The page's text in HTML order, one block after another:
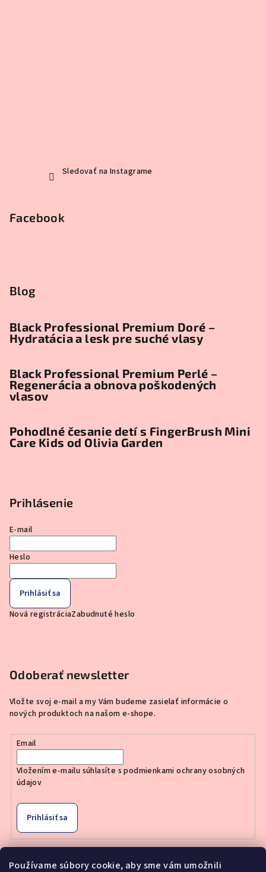
Používame súbory cookie, aby sme vám umožnili
Sledovať na Instagrame
Facebook
Blog
Black Professional Premium Doré –
Hydratácia a lesk pre suché vlasy
Black Professional Premium Perlé –
Regenerácia a obnova poškodených
vlasov
Pohodlné česanie detí s FingerBrush Mini
Care Kids od Olivia Garden
Prihlásenie
E-mail
Heslo
Prihlásiť sa
Nová registráciaZabudnuté heslo
Odoberať newsletter
Vložte svoj e-mail a my Vám budeme zasielať informácie o
nových produktoch na našom e-shope.
Email
Vložením e-mailu súhlasíte spodmienkami ochrany osobných
údajov
Prihlásiť sa